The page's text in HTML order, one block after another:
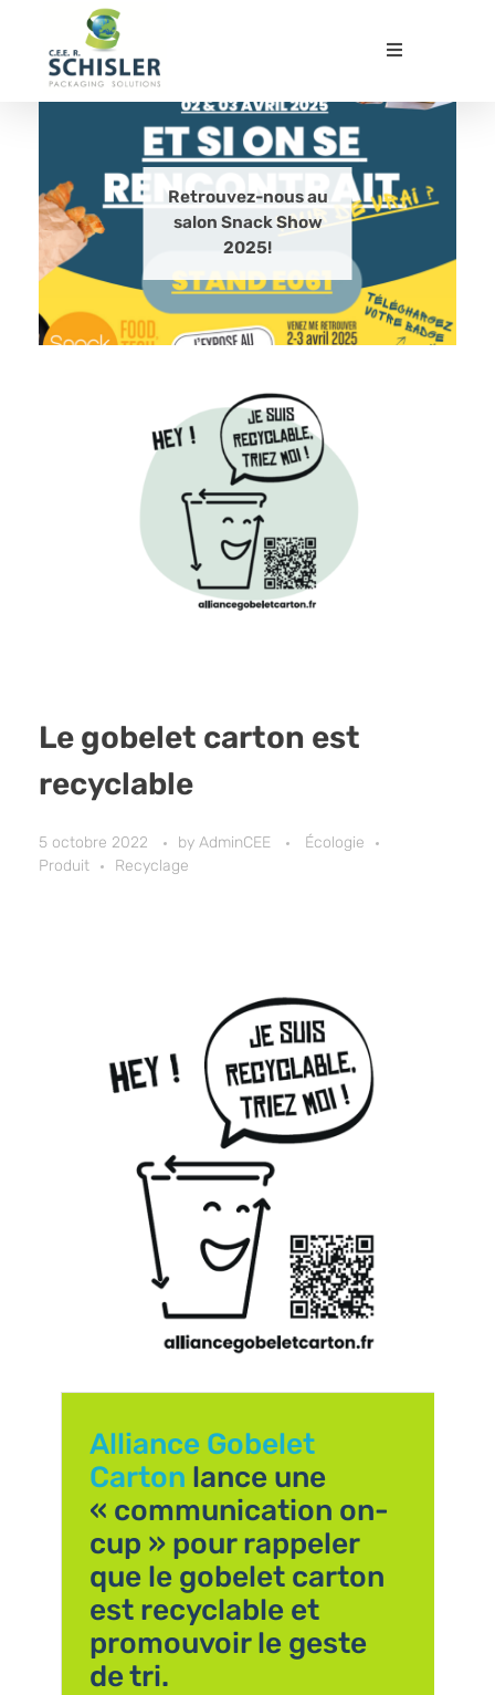
CEE Packaging Solutions
Emballages papier carton innovants et durables
Retrouvez-nous au
salon Snack Show
2025!
Le gobelet carton est
recyclable
5 octobre 2022 by AdminCEE
Écologie
Produit
Recyclage
Alliance Gobelet
Carton lance une
« communication on-
cup » pour rappeler
que le gobelet carton
est recyclable et
promouvoir le geste
de tri.